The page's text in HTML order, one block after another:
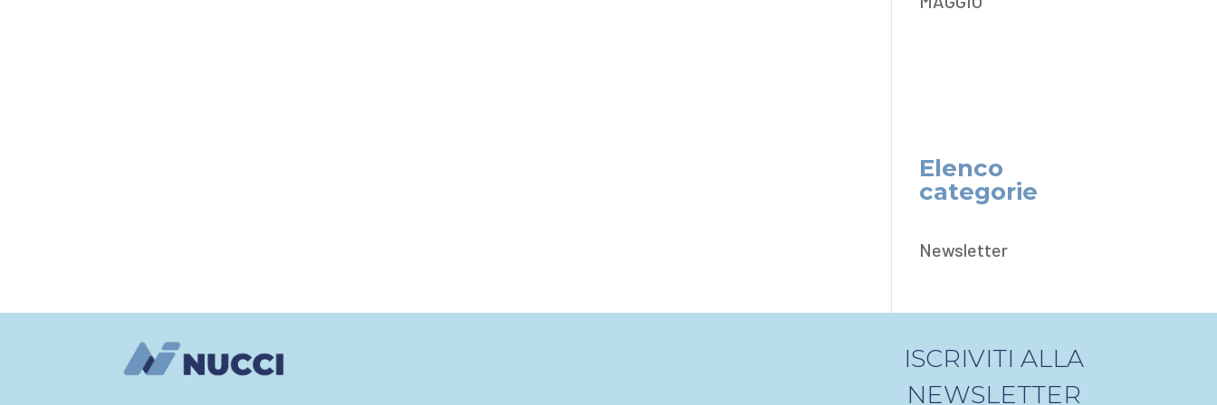
Elenco
categorie
Newsletter
ISCRIVITI ALLA
NEWSLETTER